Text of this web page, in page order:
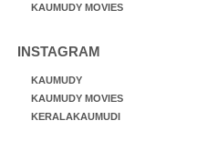
KAUMUDY MOVIES
INSTAGRAM
KAUMUDY
KAUMUDY MOVIES
KERALAKAUMUDI